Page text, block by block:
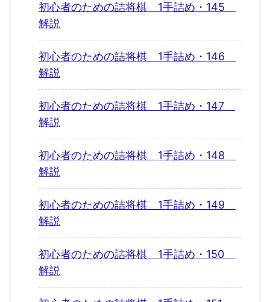
初心者のための詰将棋 1手詰め・145
解説
初心者のための詰将棋 1手詰め・146
解説
初心者のための詰将棋 1手詰め・147
解説
初心者のための詰将棋 1手詰め・148
解説
初心者のための詰将棋 1手詰め・149
解説
初心者のための詰将棋 1手詰め・150
解説